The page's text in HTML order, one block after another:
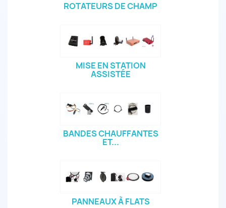
ROTATEURS DE CHAMP
MISE EN STATION
ASSISTÉE
BANDES CHAUFFANTES
ET...
PANNEAUX À FLATS